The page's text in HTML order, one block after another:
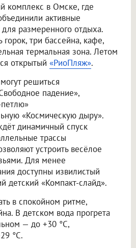
комплекс в Омске, где
активные
размеренного отдыха.
горок, три бассейна, кафе,
термальная зона. Летом
открытый «РиоПляж».
решиться
падение»,
«Космическую дыру».
динамичный спуск
трассы
устроить весёлое
Для менее
доступны извилистый
детский «Компакт-слайд».
в спокойном ритме,
В детском вода прогрета
— до +30 °C,
°C.